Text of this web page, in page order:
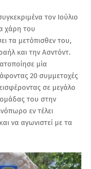
τον Ιούλιο
χάρη του
τα μετόπισθεν του,
και την Ασντόντ.
μία
20 συμμετοχές
σε μεγάλο
του στην
εν τέλει
να αγωνιστεί με τα